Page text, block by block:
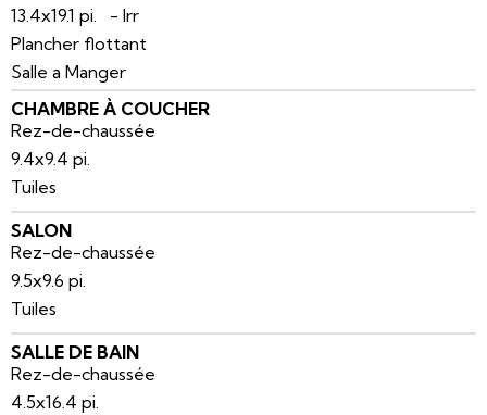
13.4x19.1 pi. - Irr
Plancher flottant
Salle a Manger
CHAMBRE À COUCHER
Rez-de-chaussée
9.4x9.4 pi.
Tuiles
SALON
Rez-de-chaussée
9.5x9.6 pi.
Tuiles
SALLE DE BAIN
Rez-de-chaussée
4.5x16.4 pi.